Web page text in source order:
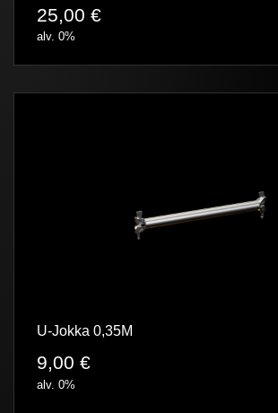
25,00 €
alv. 0%
U-Jokka 0,35M
9,00 €
alv. 0%